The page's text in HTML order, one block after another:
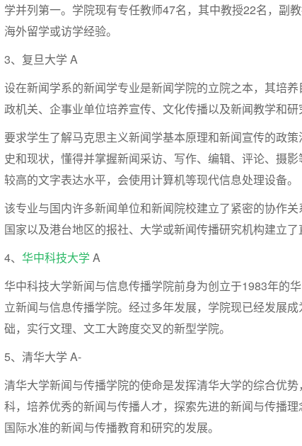
学并列第一。学院现有专任教师47名，其中教授22名，副
海外留学或访学经验。
3、复旦大学 A
设在新闻学系的新闻学专业是新闻学院的立院之本，其培
政机关、企事业单位培养宣传、文化传播以及新闻教学和研
要求学生了解马克思主义新闻学基本原理和新闻宣传的政
史和现状，懂得并掌握新闻采访、写作、编辑、评论、摄
较高的文字表达水平，会使用计算机等现代信息处理设备。
该专业与国内许多新闻单位和新闻院校建立了紧密的协作
国家以及港台地区的报社、大学或新闻传播研究机构建立了
4、 华中科技大学A
华中科技大学新闻与信息传播学院前身为创立于1983年的
立新闻与信息传播学院。经过多年发展，学院现已经发展
础，实行文理、文工大跨度交叉的新型学院。
5、清华大学 A-
清华大学新闻与传播学院的使命是发挥清华大学的综合优
科，培养优秀的新闻与传播人才，探索先进的新闻与传播
国际水准的新闻与传播教育和研究的发展。